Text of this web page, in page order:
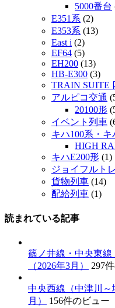
5000番台
E351系 (2)
E353系 (13)
East i (2)
EF64 (5)
EH200 (13)
HB-E300 (3)
TRAIN SUITE
アルピコ交通
20100形
イベント列車
キハ100系・キ
HIGH
キハE200形 (1)
ジョイフルト
貨物列車 (14)
配給列車 (1)
読まれている記事
篠ノ井線・中央東
（2026年3月）
297
中央西線（中津川～
月）
156件のビュー